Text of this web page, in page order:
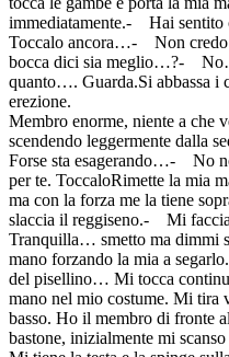
immediatamente.- Hai
Toccalo ancora…- Non
bocca dici sia meglio…?-
quanto…. Guarda.Si abbassa i
erezione.
Membro enorme, niente a che
scendendo leggermente dalla
Forse sta esagerando…- No
per te. ToccaloRimette la mia
ma con la forza me la tiene
slaccia il reggiseno.- Mi
Tranquilla… smetto ma
mano forzando la mia a
del pisellino… Mi tocca
mano nel mio costume. Mi tira
basso. Ho il membro di fronte
bastone, inizialmente mi